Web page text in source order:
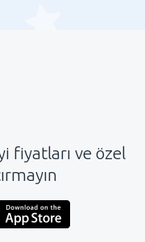
fiyatları ve özel